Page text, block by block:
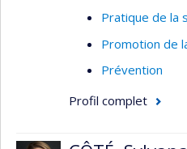
Pratique de la
Promotion de
Prévention
Profil complet